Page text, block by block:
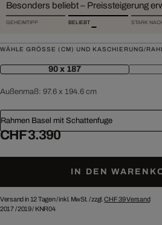
Besonders beliebt – Preissteigerung
GEHEIMTIPP BELIEBT STARK
WÄHLE GRÖSSE (CM) UND KASCHIERUNG/
90 x 187
Außenmaß: 97.6 x 194.6 cm
Rahmen Basel mit Schattenfuge
CHF 3.390
IN DEN
Versand in 12 Tagen /inkl. MwSt. / zzgl.CHF 39Versand
2017/2019/ KNR04